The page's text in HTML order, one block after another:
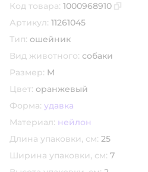
Код товара: 1000968910
Артикул: 11261045
Тип: ошейник
Вид животного: собаки
Размер: M
Цвет: оранжевый
Форма: удавка
Материал: нейлон
Длина упаковки, см: 25
Ширина упаковки, см: 7